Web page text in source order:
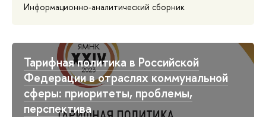
Информационно-аналитический сборник
Тарифная политика в Российской
Федерации в отраслях коммунальной
сферы: приоритеты, проблемы,
перспектива